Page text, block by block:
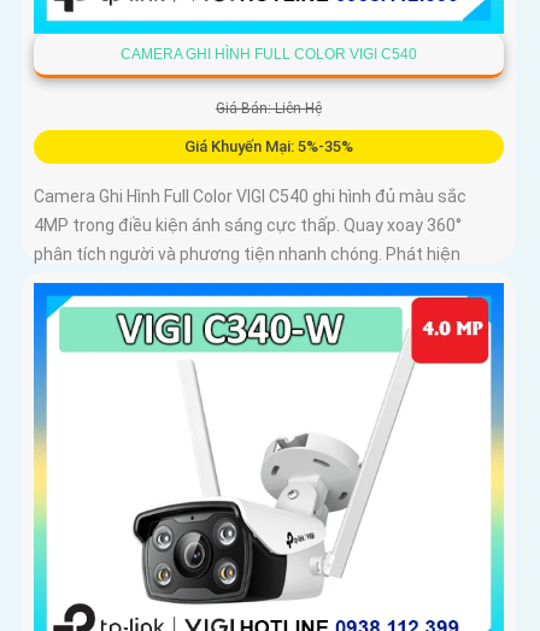
CAMERA GHI HÌNH FULL COLOR VIGI C540
Giá Bán: Liên Hệ
Giá Khuyến Mại: 5%-35%
Camera Ghi Hình Full Color VIGI C540 ghi hình đủ màu sắc
4MP trong điều kiện ánh sáng cực thấp. Quay xoay 360°
phân tích người và phương tiện nhanh chóng. Phát hiện
thông minh xâm nhập khu vực